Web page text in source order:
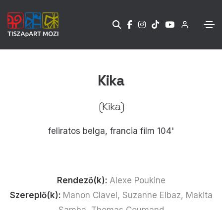
Kika
(Kika)
feliratos belga, francia film 104'
Rendező(k): Alexe Poukine
Szereplő(k): Manon Clavel, Suzanne Elbaz, Makita